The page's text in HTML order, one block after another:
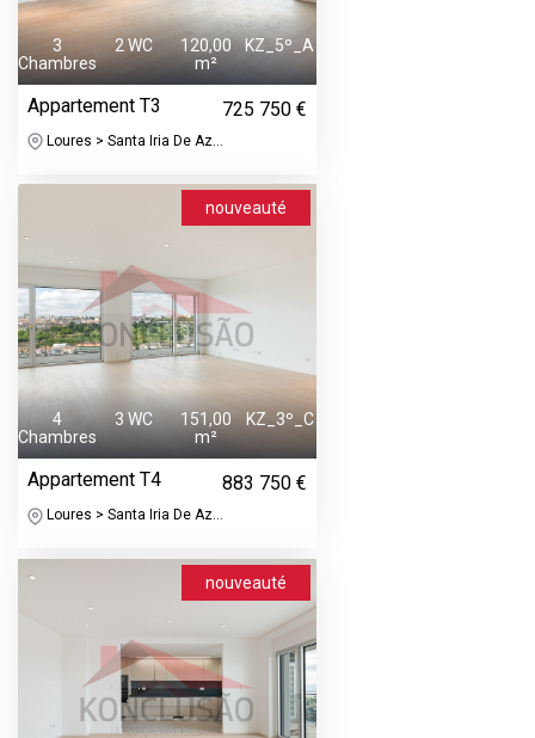
3
Chambres
2 WC
120,00
m²
KZ_5º_A
Appartement T3 725 750 €
Loures > Santa Iria De Az...
nouveauté
4
Chambres
3 WC
151,00
m²
KZ_3º_C
Appartement T4 883 750 €
Loures > Santa Iria De Az...
nouveauté